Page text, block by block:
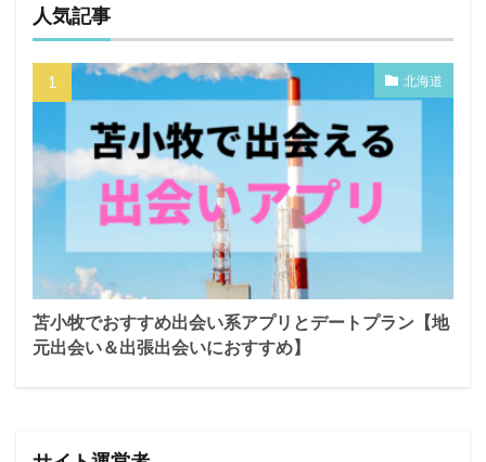
人気記事
北海道
苫小牧でおすすめ出会い系アプリとデートプラン【地
元出会い＆出張出会いにおすすめ】